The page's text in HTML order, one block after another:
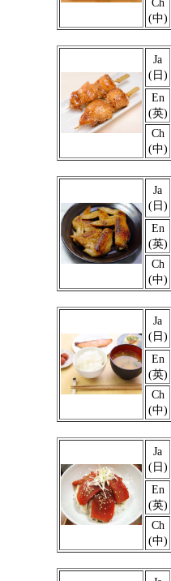
Ch
(中)
Ja
(日)
En
(英)
Ch
(中)
Ja
(日)
En
(英)
Ch
(中)
Ja
(日)
En
(英)
Ch
(中)
Ja
(日)
En
(英)
Ch
(中)